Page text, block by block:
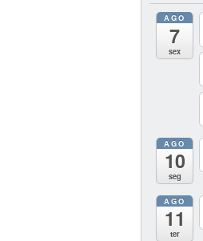
AGO
7
sex
AGO
10
seg
AGO
11
ter